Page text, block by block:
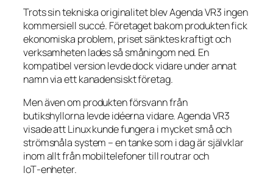
Trots sin tekniska originalitet blev Agenda VR3 ingen
kommersiell succé. Företaget bakom produkten fick
ekonomiska problem, priset sänktes kraftigt och
verksamheten lades så småningom ned. En
kompatibel version levde dock vidare under annat
namn via ett kanadensiskt företag.
Men även om produkten försvann från
butikshyllorna levde idéerna vidare. Agenda VR3
visade att Linux kunde fungera i mycket små och
strömsnåla system – en tanke som i dag är självklar
inom allt från mobiltelefoner till routrar och
IoT‑enheter.